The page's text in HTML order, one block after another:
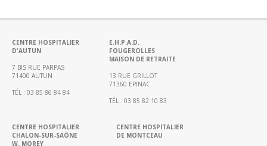
de
–
Recherche
clinique
du
CHWM
Continue
CENTRE HOSPITALIER
D'AUTUN
7 BIS RUE PARPAS
71400 AUTUN
TÉL : 03 85 86 84 84
E.H.P.A.D.
FOUGEROLLES
MAISON DE RETRAITE
13 RUE GRILLOT
71360 EPINAC
TÉL : 03 85 82 10 83
CENTRE HOSPITALIER
CHALON-SUR-SAÔNE
W. MOREY
CENTRE HOSPITALIER
DE MONTCEAU